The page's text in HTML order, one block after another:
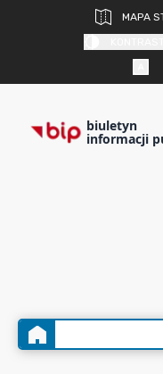
MAPA
biuletyn
informacji